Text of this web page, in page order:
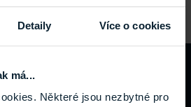
Detaily Více o cookies
má...
Některé jsou nezbytné pro
a